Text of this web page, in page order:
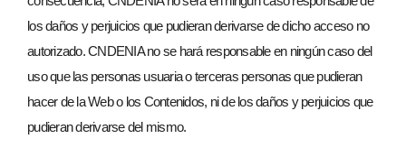
los daños y perjuicios que pudieran derivarse de dicho acceso no
autorizado. CNDENIA no se hará responsable en ningún caso del
uso que las personas usuaria o terceras personas que pudieran
hacer de la Web o los Contenidos, ni de los daños y perjuicios que
pudieran derivarse del mismo.